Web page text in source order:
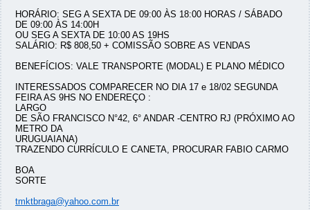
HORÁRIO: SEG A SEXTA DE 09:00 ÀS 18:00 HORAS / SÁBADO
DE 09:00 ÀS 14:00H
OU SEG A SEXTA DE 10:00 AS 19HS
SALÁRIO: R$ 808,50 + COMISSÃO SOBRE AS VENDAS
BENEFÍCIOS: VALE TRANSPORTE (MODAL) E PLANO MÉDICO
INTERESSADOS COMPARECER NO DIA 17 e 18/02 SEGUNDA
FEIRA AS 9HS NO ENDEREÇO :
LARGO
DE SÃO FRANCISCO N°42, 6° ANDAR -CENTRO RJ (PRÓXIMO AO
METRO DA
URUGUAIANA)
TRAZENDO CURRÍCULO E CANETA, PROCURAR FABIO CARMO
BOA
SORTE
tmktbraga@yahoo.com.br